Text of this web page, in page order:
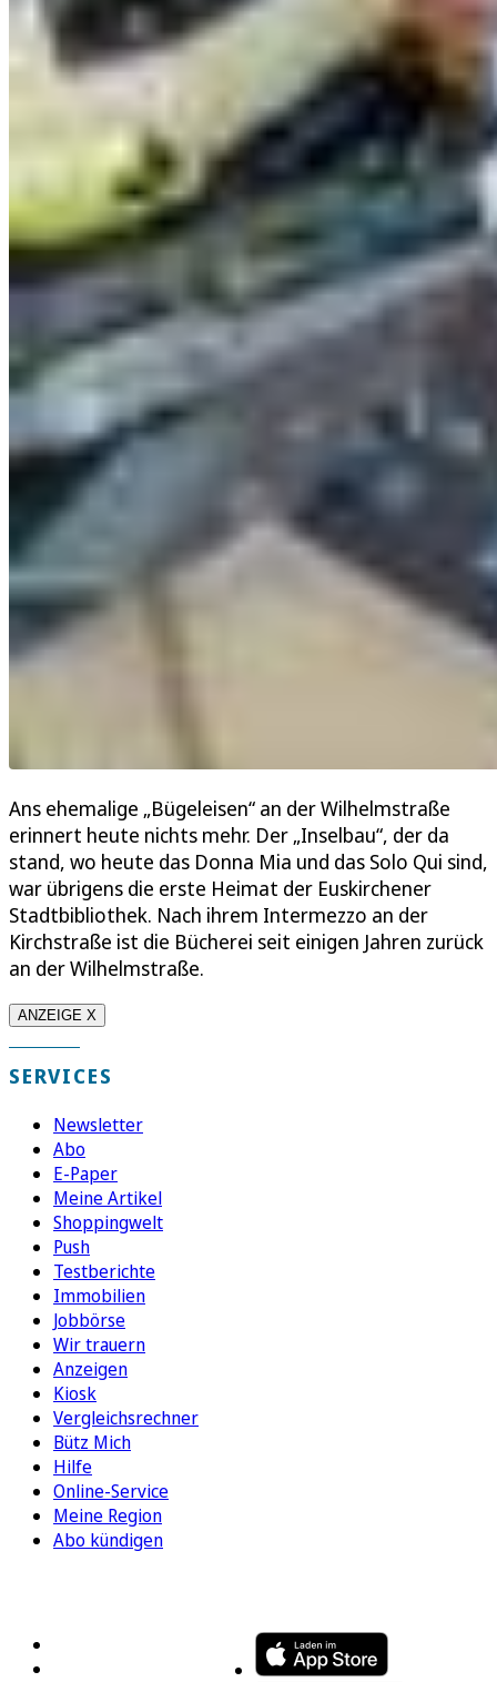
Ans ehemalige „Bügeleisen“ an der Wilhelmstraße
erinnert heute nichts mehr. Der „Inselbau“, der da
stand, wo heute das Donna Mia und das Solo Qui sind,
war übrigens die erste Heimat der Euskirchener
Stadtbibliothek. Nach ihrem Intermezzo an der
Kirchstraße ist die Bücherei seit einigen Jahren zurück
an der Wilhelmstraße.
ANZEIGE X
SERVICES
Newsletter
Abo
E-Paper
Meine Artikel
Shoppingwelt
Push
Testberichte
Immobilien
Jobbörse
Wir trauern
Anzeigen
Kiosk
Vergleichsrechner
Bütz Mich
Hilfe
Online-Service
Meine Region
Abo kündigen